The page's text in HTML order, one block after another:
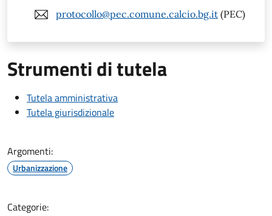
protocollo@pec.comune.calcio.bg.it (PEC)
Strumenti di tutela
Tutela amministrativa
Tutela giurisdizionale
Argomenti:
Urbanizzazione
Categorie: